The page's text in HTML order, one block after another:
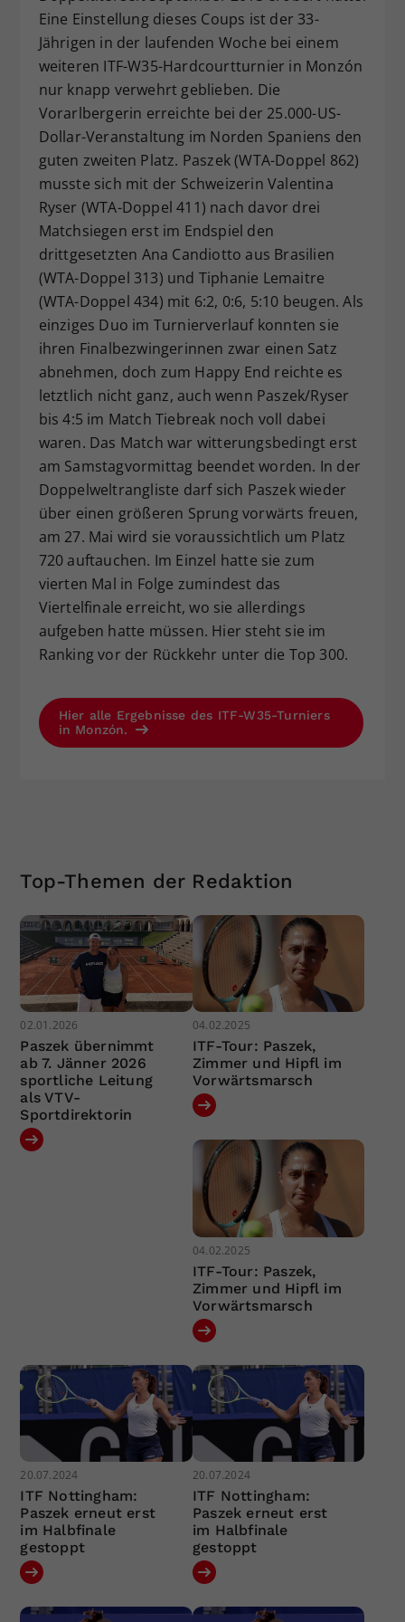
Eine Einstellung dieses Coups ist der 33-
Jährigen in der laufenden Woche bei einem
weiteren ITF-W35-Hardcourtturnier in Monzón
nur knapp verwehrt geblieben. Die
Vorarlbergerin erreichte bei der 25.000-US-
Dollar-Veranstaltung im Norden Spaniens den
guten zweiten Platz. Paszek (WTA-Doppel 862)
musste sich mit der Schweizerin Valentina
Ryser (WTA-Doppel 411) nach davor drei
Matchsiegen erst im Endspiel den
drittgesetzten Ana Candiotto aus Brasilien
(WTA-Doppel 313) und Tiphanie Lemaitre
(WTA-Doppel 434) mit 6:2, 0:6, 5:10 beugen. Als
einziges Duo im Turnierverlauf konnten sie
ihren Finalbezwingerinnen zwar einen Satz
abnehmen, doch zum Happy End reichte es
letztlich nicht ganz, auch wenn Paszek/Ryser
bis 4:5 im Match Tiebreak noch voll dabei
waren. Das Match war witterungsbedingt erst
am Samstagvormittag beendet worden. In der
Doppelweltrangliste darf sich Paszek wieder
über einen größeren Sprung vorwärts freuen,
am 27. Mai wird sie voraussichtlich um Platz
720 auftauchen. Im Einzel hatte sie zum
vierten Mal in Folge zumindest das
Viertelfinale erreicht, wo sie allerdings
aufgeben hatte müssen. Hier steht sie im
Ranking vor der Rückkehr unter die Top 300.
Hier alle Ergebnisse des ITF-W35-Turniers
in Monzón.
Top-Themen der Redaktion
02.01.2026
Paszek übernimmt
ab 7. Jänner 2026
sportliche Leitung
als VTV-
Sportdirektorin
04.02.2025
ITF-Tour: Paszek,
Zimmer und Hipfl im
Vorwärtsmarsch
04.02.2025
ITF-Tour: Paszek,
Zimmer und Hipfl im
Vorwärtsmarsch
20.07.2024
ITF Nottingham:
Paszek erneut erst
im Halbfinale
gestoppt
20.07.2024
ITF Nottingham:
Paszek erneut erst
im Halbfinale
gestoppt
Zweck
Dieser Wert speichert Ihre Consent-
Einstellungen. Unter anderem eine
zufällig generierte ID, für die
historische Speicherung Ihrer
vorgenommen Einstellungen, falls der
Webseiten-Betreiber dies eingestellt
hat.